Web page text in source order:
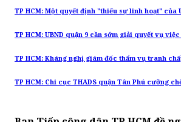
TP HCM: Một quyết định "thiếu sự linh hoạt"
TP HCM: UBND quận 9 cần sớm giải quyết vụ
TP HCM: Kháng nghị giám đốc thẩm vụ tranh
TP HCM: Chi cục THADS quận Tân Phú cưỡng